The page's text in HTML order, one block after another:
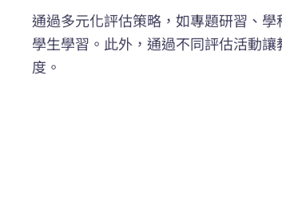
通過多元化評估策略，如專題研習、
學生學習。此外，通過不同評估活動
度。